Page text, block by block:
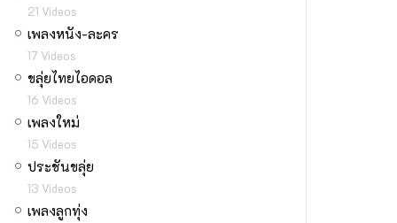
21 Videos
เพลงหนัง-ละคร
17 Videos
ขลุ่ยไทยไอดอล
16 Videos
เพลงใหม่
15 Videos
ประชันขลุ่ย
13 Videos
เพลงลูกทุ่ง